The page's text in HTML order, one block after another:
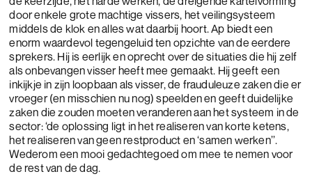
door enkele grote machtige vissers, het veilingsysteem
middels de klok en alles wat daarbij hoort. Ap biedt een
enorm waardevol tegengeluid ten opzichte van de eerdere
sprekers. Hij is eerlijk en oprecht over de situaties die hij zelf
als onbevangen visser heeft mee gemaakt. Hij geeft een
inkijkje in zijn loopbaan als visser, de frauduleuze zaken die er
vroeger (en misschien nu nog) speelden en geeft duidelijke
zaken die zouden moeten veranderen aan het systeem in de
sector: ‘de oplossing ligt in het realiseren van korte ketens,
het realiseren van geen restproduct en ‘samen werken’’.
Wederom een mooi gedachtegoed om mee te nemen voor
de rest van de dag.